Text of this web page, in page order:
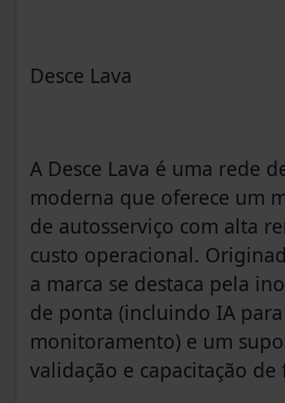
Desce Lava
A Desce Lava é uma rede
moderna que oferece um
de autosserviço com alta
custo operacional.
a marca se destaca pela
de ponta (incluindo IA
monitoramento) e um
validação e capacitação de